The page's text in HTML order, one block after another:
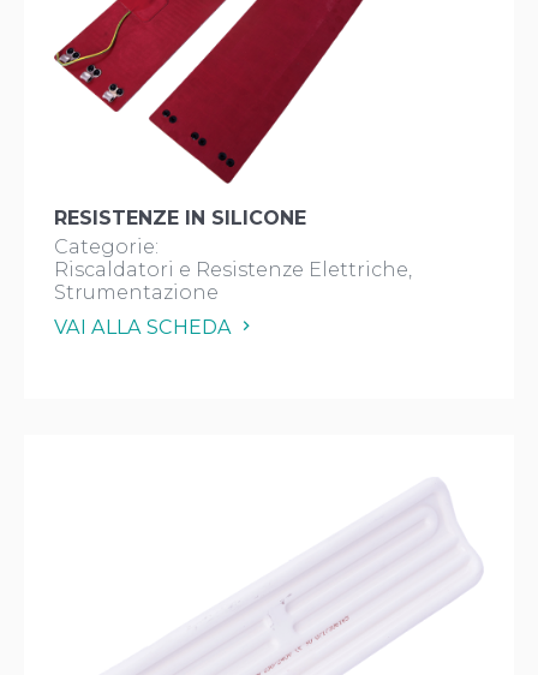
RESISTENZE IN SILICONE
Categorie:
Riscaldatori e Resistenze Elettriche
Strumentazione
VAI ALLA SCHEDA